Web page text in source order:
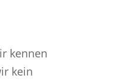
kennen
kein